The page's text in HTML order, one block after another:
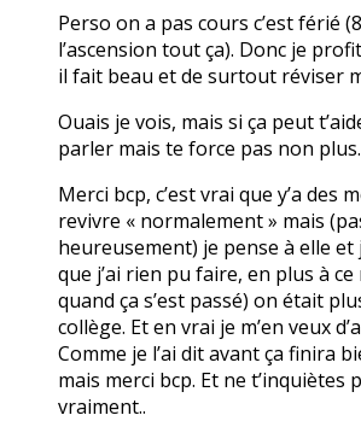
Perso on a pas cours c’est férié
l’ascension tout ça). Donc je
il fait beau et de surtout réviser
Ouais je vois, mais si ça peut
parler mais te force pas non plus.
Merci bcp, c’est vrai que y’a des
revivre « normalement » mais
heureusement) je pense à elle et
que j’ai rien pu faire, en plus à
quand ça s’est passé) on était
collège. Et en vrai je m’en veux
Comme je l’ai dit avant ça finira
mais merci bcp. Et ne t’inquiètes
vraiment..